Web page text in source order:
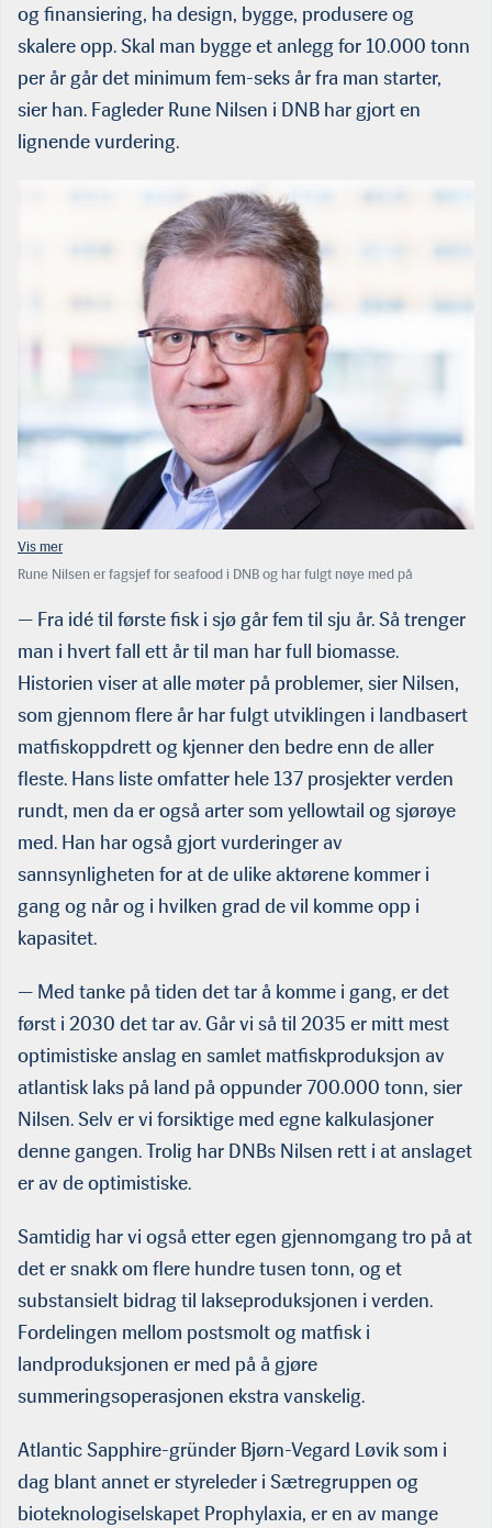
og finansiering, ha design, bygge, produsere og
skalere opp. Skal man bygge et anlegg for 10.000 tonn
per år går det minimum fem-seks år fra man starter,
sier han. Fagleder Rune Nilsen i DNB har gjort en
lignende vurdering.
Rune Nilsen er fagsjef for seafood i DNB og har fulgt nøye med på
produsere rundt 700.000 tonn laks per år på land innen 2035. (Foto: DNB)
— Fra idé til første fisk i sjø går fem til sju år. Så trenger
man i hvert fall ett år til man har full biomasse.
Historien viser at alle møter på problemer, sier Nilsen,
som gjennom flere år har fulgt utviklingen i landbasert
matfiskoppdrett og kjenner den bedre enn de aller
fleste. Hans liste omfatter hele 137 prosjekter verden
rundt, men da er også arter som yellowtail og sjørøye
med. Han har også gjort vurderinger av
sannsynligheten for at de ulike aktørene kommer i
gang og når og i hvilken grad de vil komme opp i
kapasitet.
— Med tanke på tiden det tar å komme i gang, er det
først i 2030 det tar av. Går vi så til 2035 er mitt mest
optimistiske anslag en samlet matfiskproduksjon av
atlantisk laks på land på oppunder 700.000 tonn, sier
Nilsen. Selv er vi forsiktige med egne kalkulasjoner
denne gangen. Trolig har DNBs Nilsen rett i at anslaget
er av de optimistiske.
Samtidig har vi også etter egen gjennomgang tro på at
det er snakk om flere hundre tusen tonn, og et
substansielt bidrag til lakseproduksjonen i verden.
Fordelingen mellom postsmolt og matfisk i
landproduksjonen er med på å gjøre
summeringsoperasjonen ekstra vanskelig.
Atlantic Sapphire-gründer Bjørn-Vegard Løvik som i
dag blant annet er styreleder i Sætregruppen og
bioteknologiselskapet Prophylaxia, er en av mange